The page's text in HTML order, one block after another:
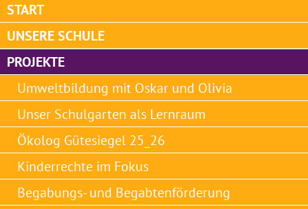
START
UNSERE SCHULE
PROJEKTE
Umweltbildung mit Oskar und Olivia
Unser Schulgarten als Lernraum
Ökolog Gütesiegel 25_26
Kinderrechte im Fokus
Begabungs- und Begabtenförderung